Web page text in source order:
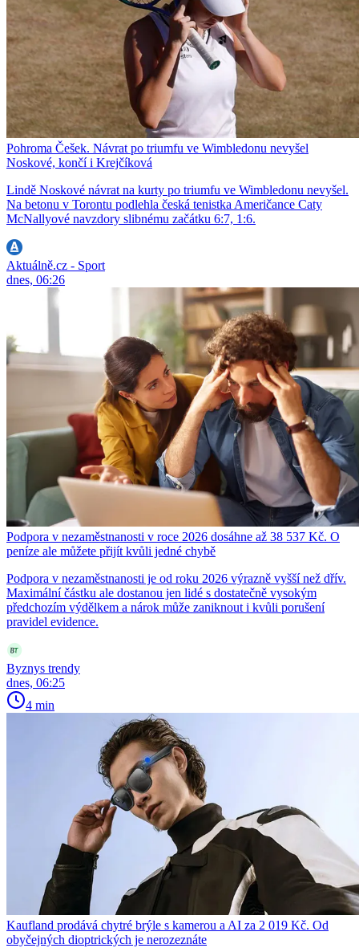
Pohroma Češek. Návrat po triumfu ve Wimbledonu nevyšel
Noskové, končí i Krejčíková
Lindě Noskové návrat na kurty po triumfu ve Wimbledonu nevyšel.
Na betonu v Torontu podlehla česká tenistka Američance Caty
McNallyové navzdory slibnému začátku 6:7, 1:6.
Aktuálně.cz - Sport
dnes, 06:26
Podpora v nezaměstnanosti v roce 2026 dosáhne až 38 537 Kč. O
peníze ale můžete přijít kvůli jedné chybě
Podpora v nezaměstnanosti je od roku 2026 výrazně vyšší než dřív.
Maximální částku ale dostanou jen lidé s dostatečně vysokým
předchozím výdělkem a nárok může zaniknout i kvůli porušení
pravidel evidence.
Byznys trendy
dnes, 06:25
4 min
Kaufland prodává chytré brýle s kamerou a AI za 2 019 Kč. Od
obyčejných dioptrických je nerozeznáte